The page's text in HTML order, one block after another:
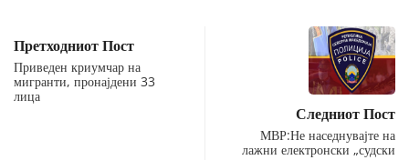
Претходниот Пост
Приведен криумчар на
мигранти, пронајдени 33
лица
Следниот Пост
МВР:Не наседнувајте на
лажни електронски „судски